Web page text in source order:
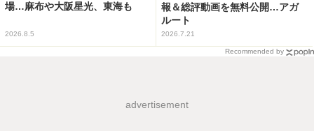
場…麻布や大阪星光、東海も
2026.8.5
報＆総評動画を無料公開…アガ
ルート
2026.7.21
Recommended by
advertisement